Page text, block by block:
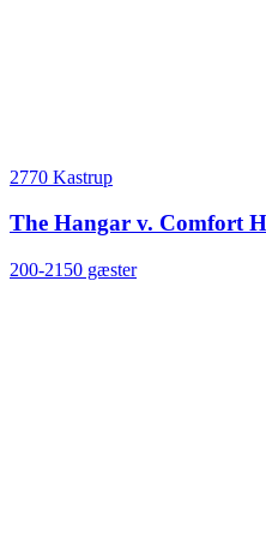
2770 Kastrup
The Hangar v. Comfort
200-2150 gæster